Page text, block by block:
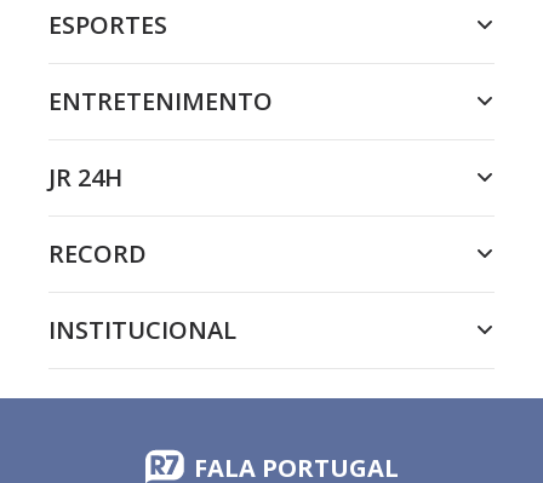
ESPORTES
ENTRETENIMENTO
JR 24H
RECORD
INSTITUCIONAL
FALA PORTUGAL